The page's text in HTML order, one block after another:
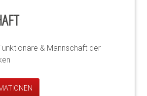
& Mannschaft der